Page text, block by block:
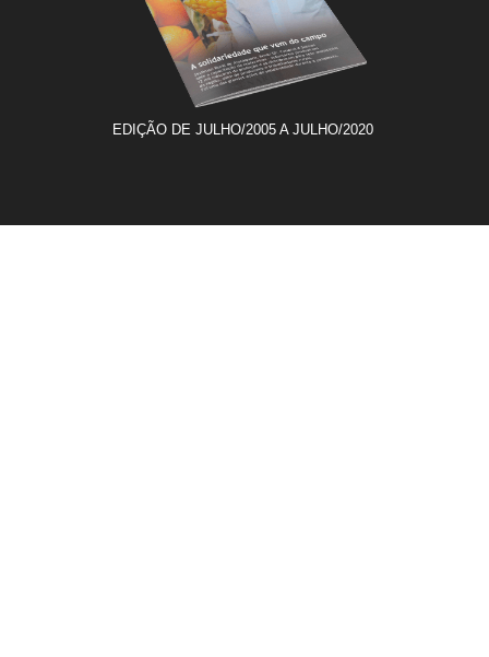
EDIÇÃO DE JULHO/2005 A JULHO/2020